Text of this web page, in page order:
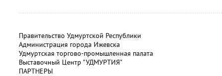
Правительство Удмуртской Республики
Администрация города Ижевска
Удмуртская торгово-промышленная палата
Выставочный Центр "УДМУРТИЯ"
ПАРТНЕРЫ